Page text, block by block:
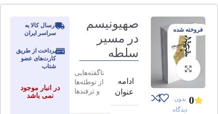
فروخته شده
0 بدون
دیدگاه
صهیونیسم
در مسیر
سلطه
ادامه
عنوان
ناگفته‌هایی
از توطئه‌ها
و ترفند‌ها
ارسال کالا به
سراسر ایران
پرداخت از طریق
کارت‌های عضو
شتاب
در انبار موجود
نمی باشد